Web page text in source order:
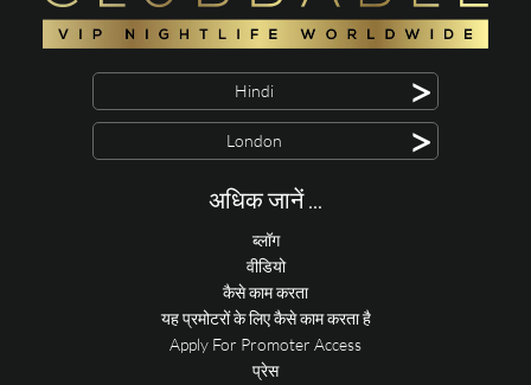
Hindi >
London >
अधिक जानें ...
ब्लॉग
वीडियो
कैसे काम करता
यह प्रमोटरों के लिए कैसे काम करता है
Apply For Promoter Access
प्रेस